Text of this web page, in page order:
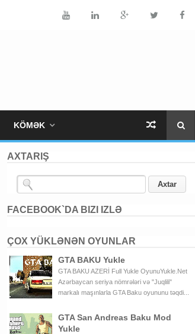
KÖMƏK
AXTARIŞ
FACEBOOK`DA BIZI IZLƏ
ÇOX YÜKLƏNƏN OYUNLAR
GTA BAKU Yukle
GTA BAKU AZERİ Full Yukle OyunuYukle.Net
Azərbaycan seriya nömrələri və "Juqlili"
markalı maşınlarla GTA Baku oyununu təqdi...
GTA San Andreas Baku Mod
Yukle